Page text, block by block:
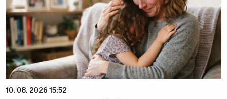
10. 08. 2026 15:52